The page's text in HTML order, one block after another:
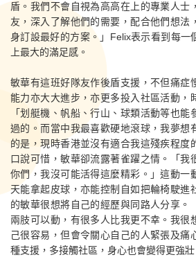
盾。我們不會自視為高高在上的專業人士
友，深入了解他們的需要，配合他們想法
身訂設最好的方案。」Felix表示看到每一
上最大的滿足感。
敏華有這班好隊友作後盾支援，不但痛症
能力亦大大進步，亦更多投入社區活動，
「划艇機、帆船、行山、球類活動等也能
過的。而當中我最喜歡硬地滾球，我夢想
的是，現時香港並沒有適合我這殘疾程度
口說可惜，敏華卻流露著雀躍之情。「我
你們，我沒可能活得這麼精彩。」這動一
天能拿起皮球，亦能控制自如把輪椅駛進
的敏華很想將自己的經歷與同路人分享。
兩肢可以動，有很多人比我更不幸。我很
己很容易，但會令關心自己的人緊張及痛
種支援，多接觸社區，身心也會變得更強壯